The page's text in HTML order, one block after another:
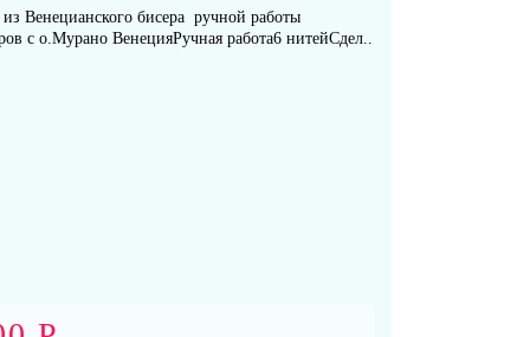
Венецианского бисера ручной работы
с о.Мурано ВенецияРучная работа6 нитейСдел..